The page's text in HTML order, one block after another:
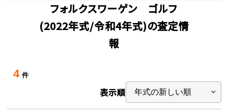
フォルクスワーゲン ゴルフ
(2022年式/令和4年式)の査定情
報
4 件
表示順